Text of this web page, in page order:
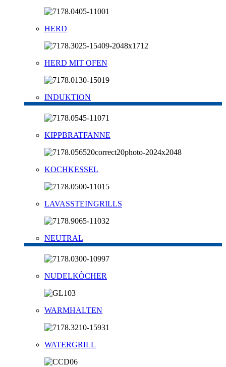
HERD
HERD MIT OFEN
INDUKTION
KIPPBRATFANNE
KOCHKESSEL
LAVASSTEINGRILLS
NEUTRAL
NUDELKÒCHER
WARMHALTEN
WATERGRILL